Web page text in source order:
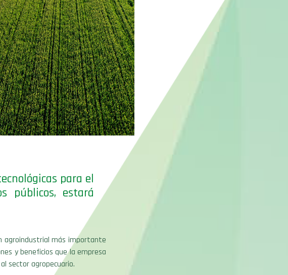
para el
públicos, estará
agroindustrial más importante
y beneficios que la empresa
sector agropecuario.